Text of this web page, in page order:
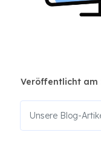
Veröffentlicht am